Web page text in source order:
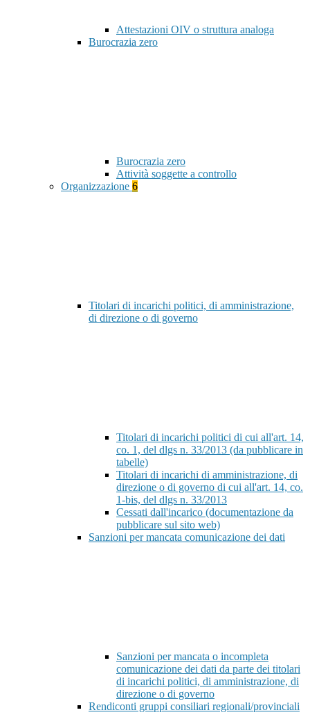
Attestazioni OIV o struttura analoga
Burocrazia zero
Burocrazia zero
Attività soggette a controllo
Organizzazione 6
Titolari di incarichi politici, di amministrazione,
di direzione o di governo
Titolari di incarichi politici di cui all'art. 14,
co. 1, del dlgs n. 33/2013 (da pubblicare in
tabelle)
Titolari di incarichi di amministrazione, di
direzione o di governo di cui all'art. 14, co.
1-bis, del dlgs n. 33/2013
Cessati dall'incarico (documentazione da
pubblicare sul sito web)
Sanzioni per mancata comunicazione dei dati
Sanzioni per mancata o incompleta
comunicazione dei dati da parte dei titolari
di incarichi politici, di amministrazione, di
direzione o di governo
Rendiconti gruppi consiliari regionali/provinciali